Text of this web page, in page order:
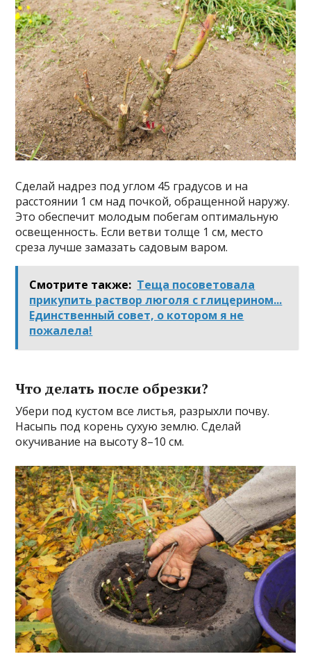
Сделай надрез под углом 45 градусов и на
расстоянии 1 см над почкой, обращенной наружу.
Это обеспечит молодым побегам оптимальную
освещенность. Если ветви толще 1 см, место
среза лучше замазать садовым варом.
Смотрите также: Теща посоветовала
прикупить раствор люголя с глицерином...
Единственный совет, о котором я не
пожалела!
Что делать после обрезки?
Убери под кустом все листья, разрыхли почву.
Насыпь под корень сухую землю. Сделай
окучивание на высоту 8–10 см.